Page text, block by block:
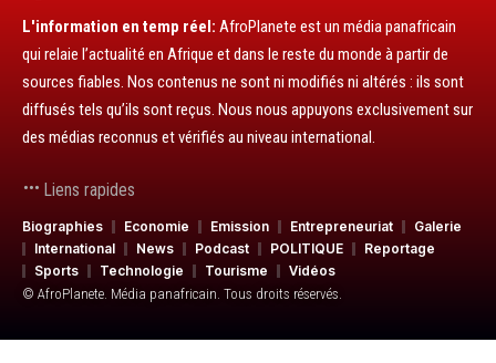
L'information en temp réel: AfroPlanete est un média panafricain
qui relaie l’actualité en Afrique et dans le reste du monde à partir de
sources fiables. Nos contenus ne sont ni modifiés ni altérés : ils sont
diffusés tels qu’ils sont reçus. Nous nous appuyons exclusivement sur
des médias reconnus et vérifiés au niveau international.
Liens rapides
Biographies Economie Emission Entrepreneuriat
Galerie
International
News Podcast POLITIQUE
Reportage
Sports
Technologie Tourisme
Vidéos
© AfroPlanete. Média panafricain. Tous droits réservés.